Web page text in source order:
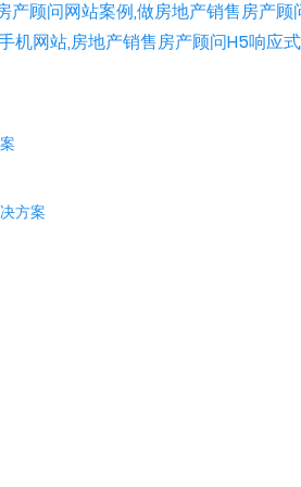
产顾问网站案例,做房地产销售房产顾
机网站,房地产销售房产顾问H5响应
方案